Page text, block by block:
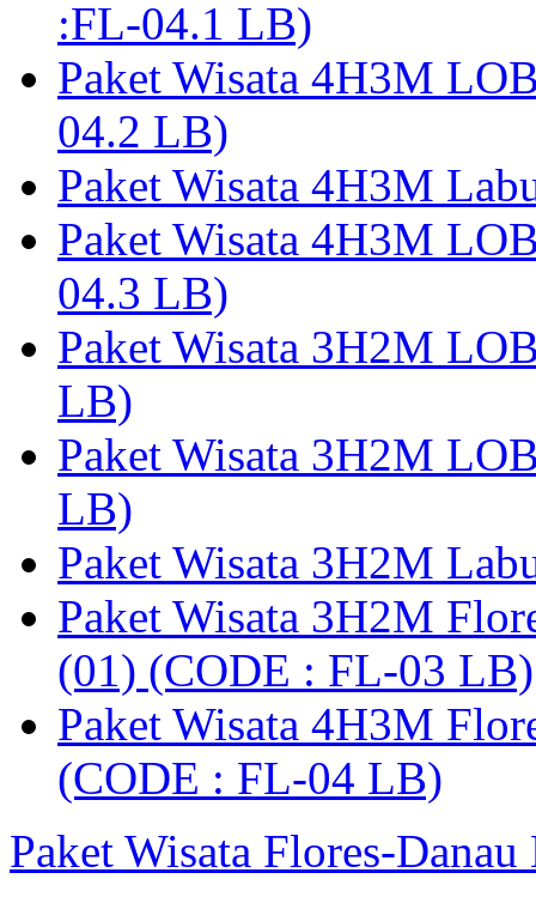
:FL-04.1 LB)
Paket Wisata 4H3M
04.2 LB)
Paket Wisata 4H3M
Paket Wisata 4H3M
04.3 LB)
Paket Wisata 3H2M
LB)
Paket Wisata 3H2M
LB)
Paket Wisata 3H2M
Paket Wisata 3H2M
(01) (CODE : FL-03 LB)
Paket Wisata 4H3M
(CODE : FL-04 LB)
Paket Wisata Flores-